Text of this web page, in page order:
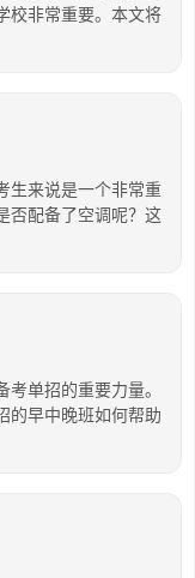
校非常重要。本文将
生来说是一个非常重
否配备了空调呢？这
单招的重要力量。
的早中晚班如何帮助